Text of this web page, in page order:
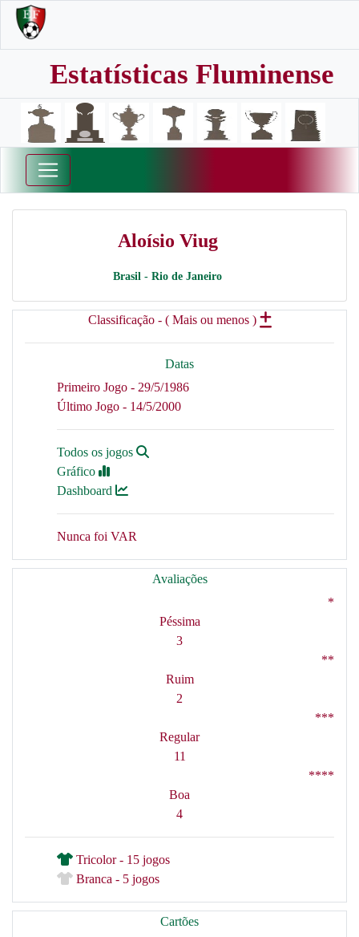
Estatísticas Fluminense
Aloísio Viug
Brasil - Rio de Janeiro
Classificação - ( Mais ou menos )
Datas
Primeiro Jogo - 29/5/1986
Último Jogo - 14/5/2000
Todos os jogos
Gráfico
Dashboard
Nunca foi VAR
Avaliações
*
Péssima
3
**
Ruim
2
***
Regular
11
****
Boa
4
Tricolor - 15 jogos
Branca - 5 jogos
Cartões